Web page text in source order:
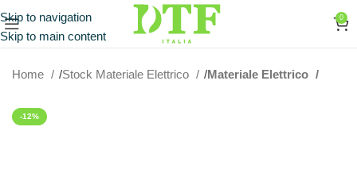
Skip to navigation
Skip to main content
0
Home Stock Materiale Elettrico Materiale Elettrico
-12%